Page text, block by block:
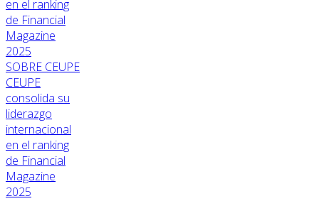
SOBRE CEUPE
CEUPE
consolida su
liderazgo
internacional
en el ranking
de Financial
Magazine
2025